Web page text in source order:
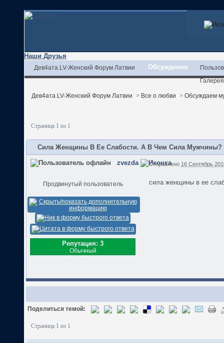
Наши Друзья
Дев4ата.LV-Женский Форум Латвии Обсуждения
Галерея
Дев4ата.LV-Женский Форум Латвии > Все о любви > Обсуждаем
Страница 1 из 1
Сила Женщины В Ее Слабости. А В Чем Сила Мужчины?
zvezda
Продвинутый пользователь
Репутация: 3
Обычный
Отправлено 16 Сентябрь
сила женщины в ее
Поделиться темой:
Страница 1 из 1